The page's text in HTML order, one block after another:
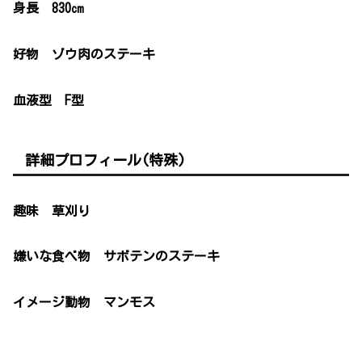
身長 830㎝
好物 ゾウ肉のステーキ
血液型 F型
詳細プロフィール(特殊)
趣味 草刈り
嫌いな食べ物 サボテンのステーキ
イメージ動物 マンモス